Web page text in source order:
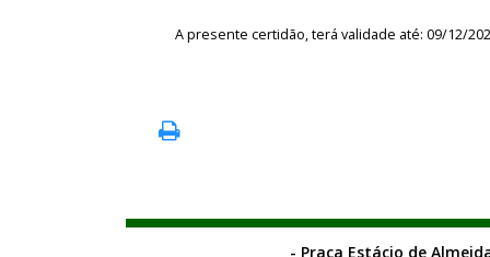
A presente certidão, terá validade até: 09/12/
- Praça Estácio de